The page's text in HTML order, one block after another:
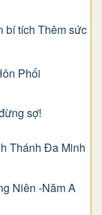
bí tích Thêm sức
Phối
sợ!
Thánh Đa Minh
Niên -Năm A